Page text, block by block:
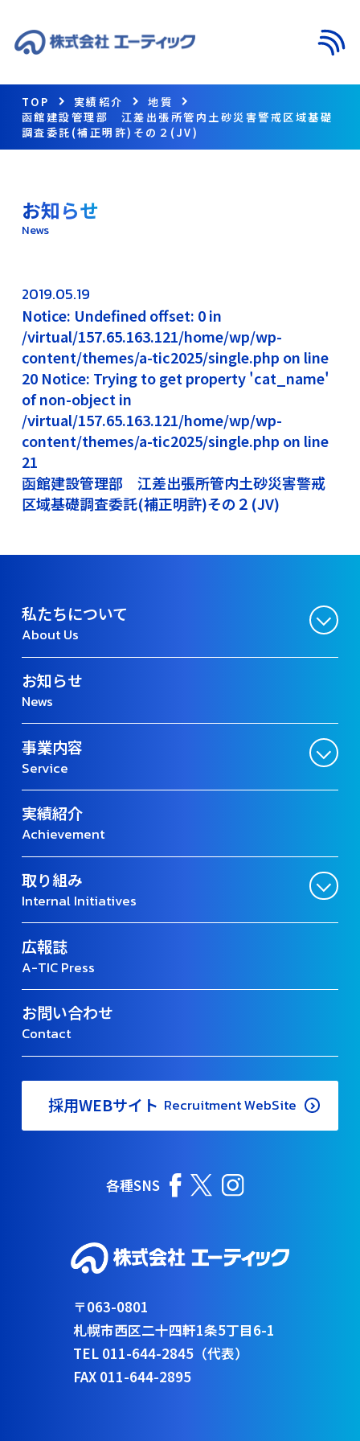
TOP 実績紹介
地質
函館建設管理部 江差出張所管内土砂災害警戒区域基礎
調査委託(補正明許)その２(JV)
お知らせ
News
2019.05.19
Notice: Undefined offset: 0 in
/virtual/157.65.163.121/home/wp/wp-
content/themes/a-tic2025/single.php on line
20 Notice: Trying to get property 'cat_name'
of non-object in
/virtual/157.65.163.121/home/wp/wp-
content/themes/a-tic2025/single.php on line
21
函館建設管理部 江差出張所管内土砂災害警戒
区域基礎調査委託(補正明許)その２(JV)
私たちについて
About Us
お知らせ
News
事業内容
Service
実績紹介
Achievement
取り組み
Internal Initiatives
広報誌
A-TIC Press
お問い合わせ
Contact
採用WEBサイト Recruitment WebSite
各種SNS
〒063-0801
札幌市西区二十四軒1条5丁目6-1
TEL 011-644-2845（代表）
FAX 011-644-2895